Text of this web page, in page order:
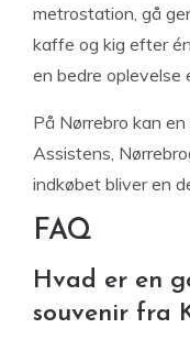
metrostation, gå
kaffe og kig efter
en bedre oplevelse
På Nørrebro kan
Assistens,
indkøbet bliver en
FAQ
Hvad er en
souvenir fra